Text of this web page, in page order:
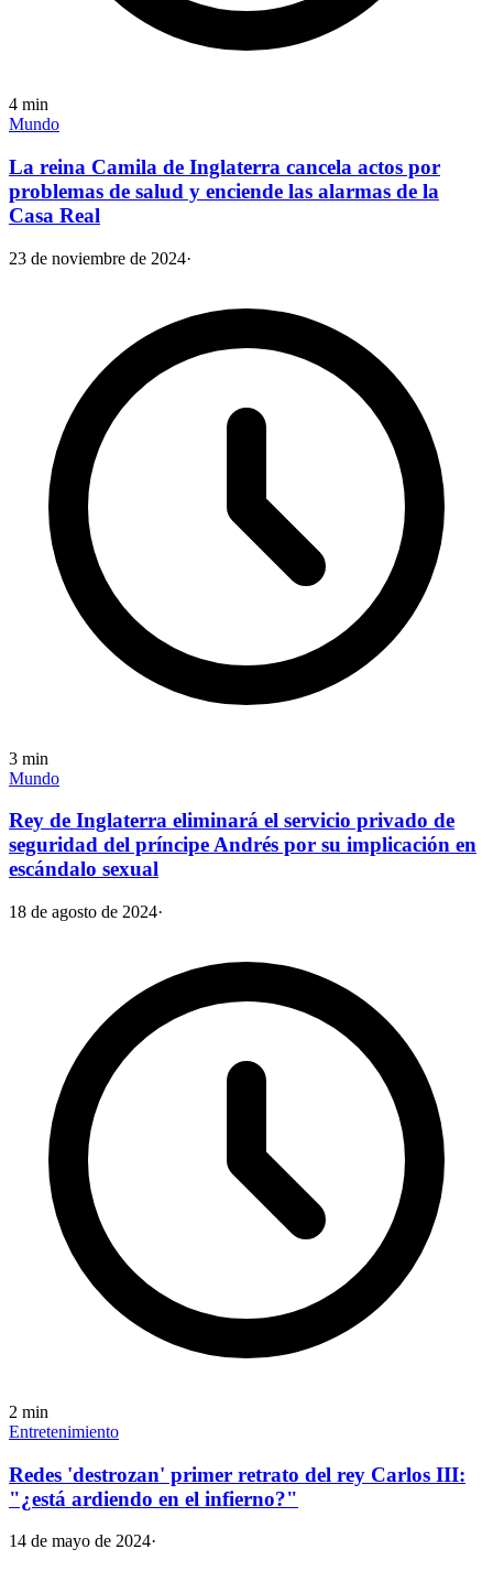
4 min
Mundo
La reina Camila de Inglaterra cancela actos por
problemas de salud y enciende las alarmas de la
Casa Real
23 de noviembre de 2024·
3 min
Mundo
Rey de Inglaterra eliminará el servicio privado de
seguridad del príncipe Andrés por su implicación en
escándalo sexual
18 de agosto de 2024·
2 min
Entretenimiento
Redes 'destrozan' primer retrato del rey Carlos III:
"¿está ardiendo en el infierno?"
14 de mayo de 2024·